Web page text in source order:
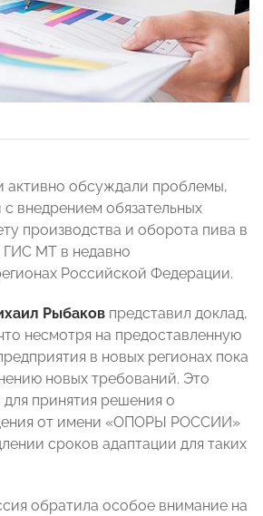
активно обсуждали проблемы,
с внедрением обязательных
производства и оборота пива в
МТ в недавно
Российской Федерации.
Рыбаков представил доклад,
несмотря на предоставленную
в новых регионах пока
новых требований. Это
принятия решения о
от имени «ОПОРЫ РОССИИ»
сроков адаптации для таких
обратила особое внимание на